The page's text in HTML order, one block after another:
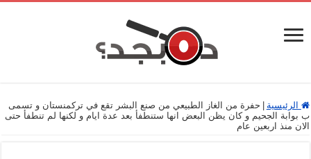
الرئيسية
حفرة من الغاز الطبيعي من صنع البشر تقع في تركمنستان و تسمى
ب بوابة الجحيم و كان يظن البعض انها ستنطفأ بعد عدة ايام و لكنها لم تنطفأ حتى
الان منذ اربعين عام